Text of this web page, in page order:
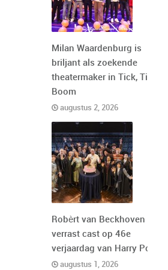
Milan Waardenburg is
briljant als zoekende
theatermaker in Tick, Tick,
Boom
augustus 2, 2026
Robèrt van Beckhoven
verrast cast op 46e
verjaardag van Harry Potter
augustus 1, 2026